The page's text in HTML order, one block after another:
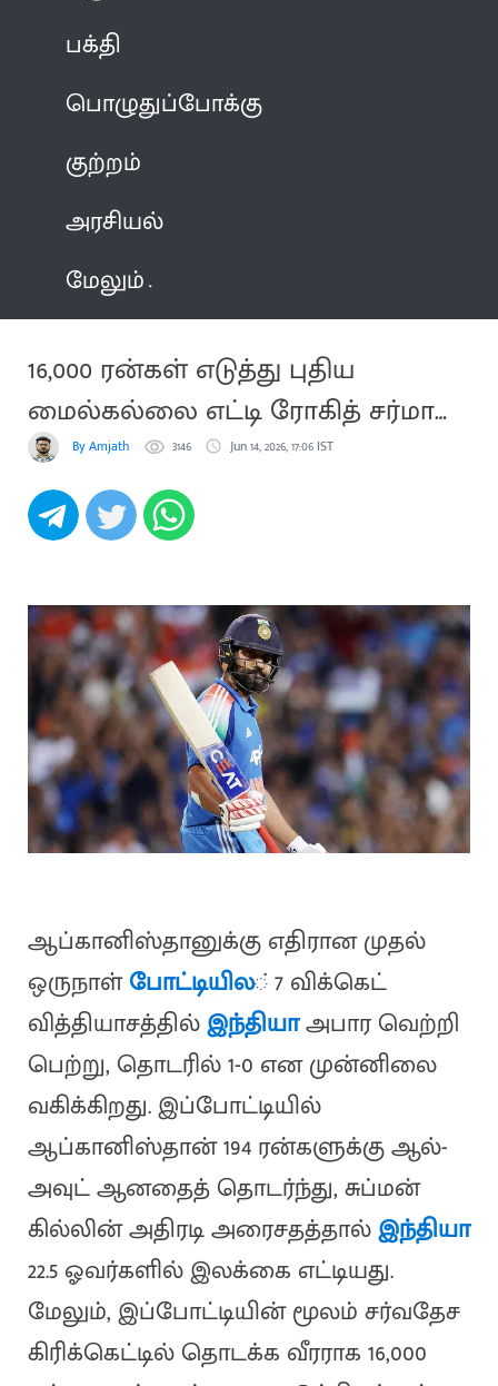
பக்தி
பொழுதுப்போக்கு
குற்றம்
அரசியல்
மேலும்
16,000 ரன்கள் எடுத்து புதிய
மைல்கல்லை எட்டி ரோகித் சர்மா
அசத்தல்
By Amjath 3146 Jun 14, 2026, 17:06 IST
ஆப்கானிஸ்தானுக்கு எதிரான முதல்
ஒருநாள்போட்டியில் 7 விக்கெட்
வித்தியாசத்தில்இந்தியாஅபார வெற்றி
பெற்று, தொடரில் 1-0 என முன்னிலை
வகிக்கிறது. இப்போட்டியில்
ஆப்கானிஸ்தான் 194 ரன்களுக்கு ஆல்-
அவுட் ஆனதைத் தொடர்ந்து, சுப்மன்
கில்லின் அதிரடி அரைசதத்தால்இந்தியா
22.5 ஓவர்களில் இலக்கை எட்டியது.
மேலும், இப்போட்டியின் மூலம் சர்வதேச
கிரிக்கெட்டில் தொடக்க வீரராக 16,000